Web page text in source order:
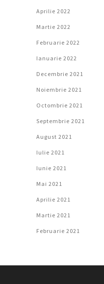
Aprilie 2022
Martie 2022
Februarie 2022
Ianuarie 2022
Decembrie 2021
Noiembrie 2021
Octombrie 2021
Septembrie 2021
August 2021
Iulie 2021
Iunie 2021
Mai 2021
Aprilie 2021
Martie 2021
Februarie 2021